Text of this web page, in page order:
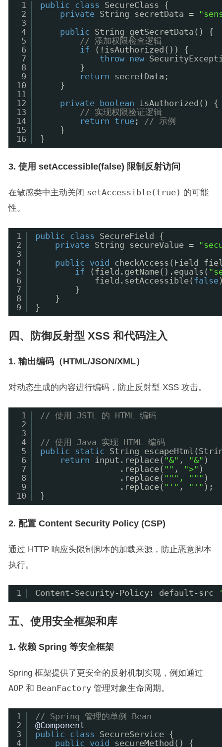
1
2
3
4
5
6
7
8
9
10
11
12
13
14
15
16
public class
SecureClass {
private String secretData =
public
String getSecretData() {
// 添加权限检查逻辑
if
(!isAuthorized()) {
throw new
}
return
secretData;
}
private
boolean
isAuthorized() {
// 实现权限验证逻辑
return
true ; // 示例
}
}
3. 使用 setAccessible(false) 限制反射访问
在敏感类中主动关闭 setAccessible(true) 的可能
性。
1
2
3
4
5
6
7
8
9
public class
SecureField {
private String secureValue =
public
void
checkAccess(Field
if
(field.getName().equals(
field.setAccessible( false
}
}
}
四、防御反射型 XSS 和代码注入
1. 输出编码（HTML/JSON/XML）
对动态生成的内容进行编码，防止反射型 XSS 攻击。
1
2
3
4
5
6
7
8
9
10
// 使用 JSTL 的 HTML 编码
// 使用 Java 实现 HTML 编码
public
static
String
return
input.replace( "&" , "&" )
.replace( "" , ">" )
.replace( "" ", " "" )
.replace( "'" , "'" );
}
2. 配置 Content Security Policy (CSP)
通过 HTTP 响应头限制脚本的加载来源，防止恶意脚本
执行。
1 Content-Security-Policy: default-src
五、使用安全框架和库
1. 依赖 Spring 等安全框架
Spring 框架提供了更安全的反射机制实现，例如通过
AOP和 BeanFactory管理对象生命周期。
1
2
3
4
// Spring 管理的单例 Bean
@Component
public
class
SecureService {
public
void secureMethod() {